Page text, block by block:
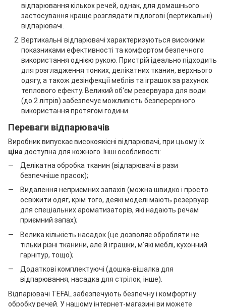
відпарювання кількох речей, однак, для домашнього
застосування краще розглядати підлогові (вертикальні)
відпарювачі.
Вертикальні відпарювачі характеризуються високими
показниками ефективності та комфортом безпечного
використання однією рукою. Пристрій ідеально підходить
для розгладження тонких, делікатних тканин, верхнього
одягу, а також дезінфекції меблів та іграшок за рахунок
теплового ефекту. Великий об'єм резервуара для води
(до 2 літрів) забезпечує можливість безперервного
використання протягом години.
Переваги відпарювачів
Виробник випускає високоякісні відпарювачі, при цьому їх
ціна доступна для кожного. Інші особливості:
Делікатна обробка тканин (відпарювачі в рази
безпечніше прасок);
Видалення неприємних запахів (можна швидко і просто
освіжити одяг, крім того, деякі моделі мають резервуар
для спеціальних ароматизаторів, які надають речам
приємний запах);
Велика кількість насадок (це дозволяє обробляти не
тільки різні тканини, але й іграшки, м'які меблі, кухонний
гарнітур, тощо);
Додаткові комплектуючі (дошка-вішалка для
відпарювання, насадка для стрілок, інше).
Відпарювачі TEFAL забезпечують безпечну і комфортну
обробку речей. У нашому інтернет-магазині ви можете